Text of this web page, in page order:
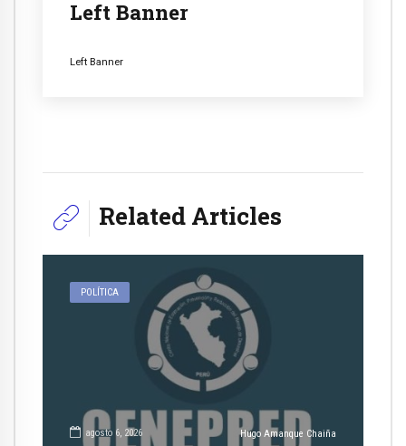
Left Banner
Left Banner
Related Articles
POLÍTICA
agosto 6, 2026 Hugo Amanque Chaiña